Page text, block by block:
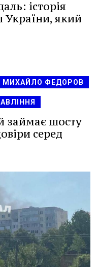
історія
України, який
МИХАЙЛО ФЕДОРОВ
займає шосту
серед